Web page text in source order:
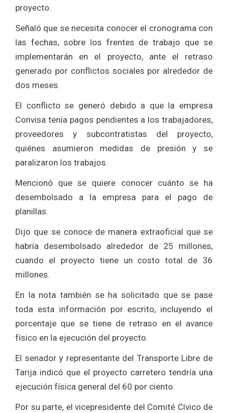
proyecto.
Señaló que se necesita conocer el cronograma con
las fechas, sobre los frentes de trabajo que se
implementarán en el proyecto, ante el retraso
generado por conflictos sociales por alrededor de
dos meses.
El conflicto se generó debido a que la empresa
Convisa tenía pagos pendientes a los trabajadores,
proveedores y subcontratistas del proyecto,
quiénes asumieron medidas de presión y se
paralizaron los trabajos.
Mencionó que se quiere conocer cuánto se ha
desembolsado a la empresa para el pago de
planillas.
Dijo que se conoce de manera extraoficial que se
habría desembolsado alrededor de 25 millones,
cuando el proyecto tiene un costo total de 36
millones.
En la nota también se ha solicitado que se pase
toda esta información por escrito, incluyendo el
porcentaje que se tiene de retraso en el avance
físico en la ejecución del proyecto.
El senador y representante del Transporte Libre de
Tarija indicó que el proyecto carretero tendría una
ejecución física general del 60 por ciento.
Por su parte, el vicepresidente del Comité Cívico de